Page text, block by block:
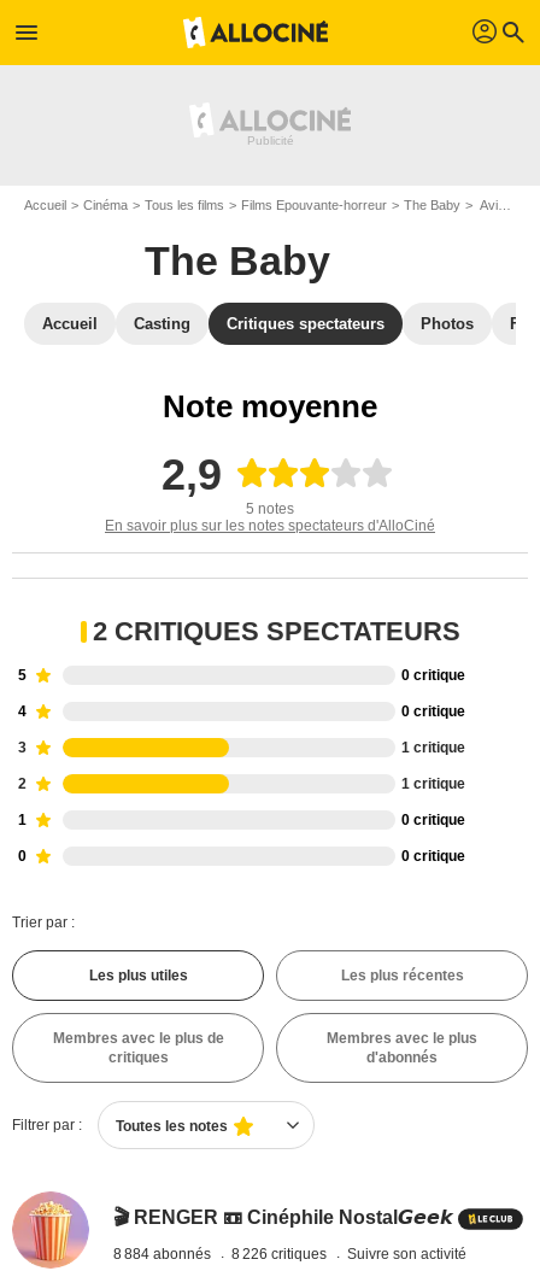
menu profil search
Accueil Cinéma Tous les films Films Epouvante-horreur The Baby Avis sur The Baby
The Baby
Accueil Casting Critiques spectateurs Photos
Note moyenne
2,9
5 notes
En savoir plus sur les notes spectateurs d'AlloCiné
2 CRITIQUES SPECTATEURS
5 0 critique
4 0 critique
3 1 critique
2 1 critique
1 0 critique
0 0 critique
Trier par :
Les plus utiles Les plus récentes
Membres avec le plus de
critiques
Membres avec le plus
d'abonnés
Filtrer par : Toutes les notes
🎬 RENGER 📼 Cinéphile Nostal𝙂𝙚𝙚𝙠
8 884 abonnés 8 226 critiques Suivre son activité